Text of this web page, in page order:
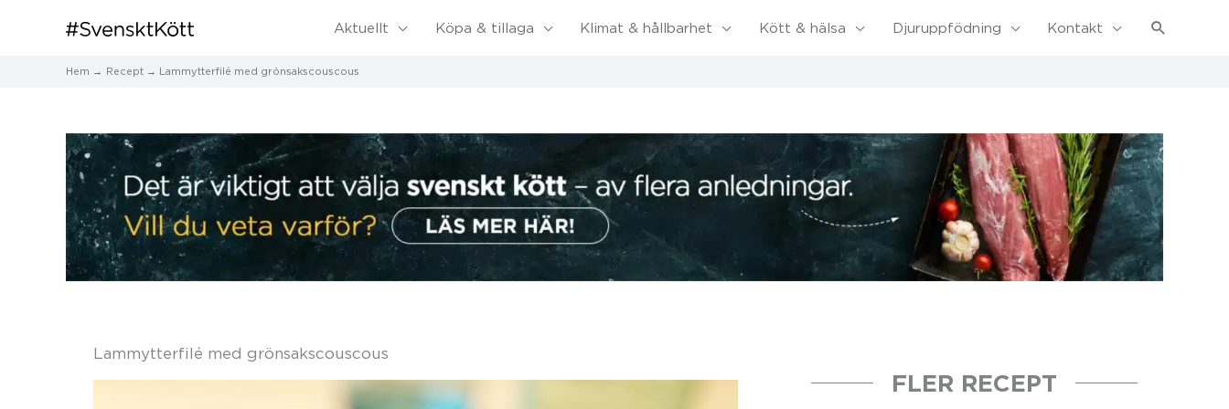
Aktuellt Köpa & tillaga Klimat & hållbarhet Kött & hälsa Djuruppfödning Kontakt Sök
Hem Recept Lammytterfilé med grönsakscouscous
Lammytterfilé med grönsakscouscous
FLER RECEPT